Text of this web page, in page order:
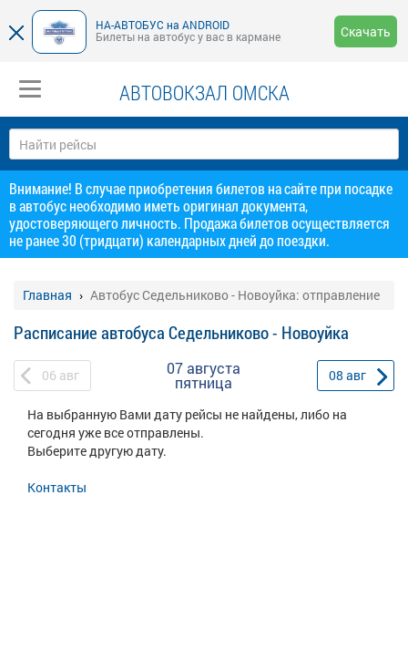
НА-АВТОБУС на ANDROID
Билеты на автобус у вас в кармане
Скачать
АВТОВОКЗАЛ ОМСКА
Внимание! В случае приобретения билетов на сайте при посадке
в автобус необходимо иметь оригинал документа,
удостоверяющего личность. Продажа билетов осуществляется
не ранее 30 (тридцати) календарных дней до поездки.
Главная Автобус Седельниково - Новоуйка: отправление
Расписание автобуса Седельниково - Новоуйка
06 авг 07 августа
пятница 08 авг
На выбранную Вами дату рейсы не найдены, либо на
сегодня уже все отправлены.
Выберите другую дату.
Контакты